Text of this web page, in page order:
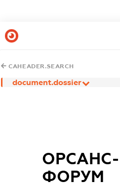
CAHEADER.SEARCH
document.dossier
ОРСАНС-
ФОРУМ